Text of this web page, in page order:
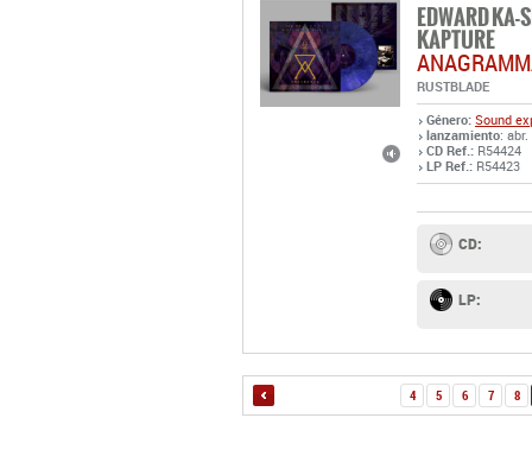
EDWARD KA-
KAPTURE
RUSTBLADE
Género: Sound
lanzamiento:
CD Ref.: R54424
LP Ref.: R54423
CD:
LP:
4 5 6 7 8